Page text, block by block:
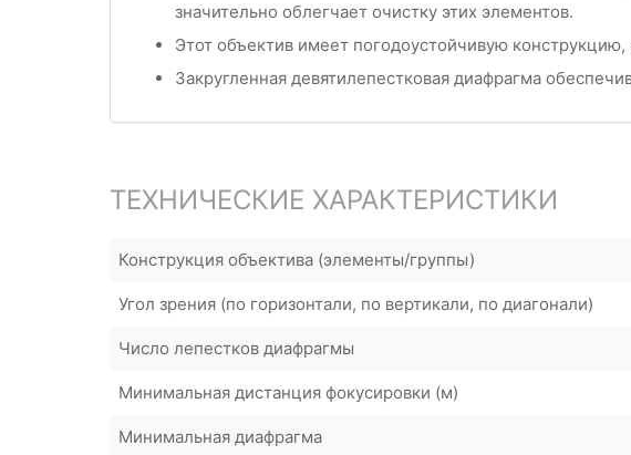
значительно облегчает очистку этих элементов.
Этот объектив имеет погодоустойчивую
Закругленная девятилепестковая диафрагма
ТЕХНИЧЕСКИЕ ХАРАКТЕРИСТИКИ
Конструкция объектива (элементы/группы)
Угол зрения (по горизонтали, по вертикали, по диагонали)
Число лепестков диафрагмы
Минимальная дистанция фокусировки (м)
Минимальная диафрагма